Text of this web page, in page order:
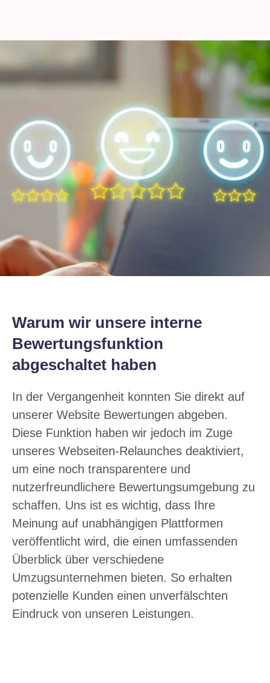
Warum wir unsere interne
Bewertungsfunktion
abgeschaltet haben
In der Vergangenheit konnten Sie direkt auf
unserer Website Bewertungen abgeben.
Diese Funktion haben wir jedoch im Zuge
unseres Webseiten-Relaunches deaktiviert,
um eine noch transparentere und
nutzerfreundlichere Bewertungsumgebung zu
schaffen. Uns ist es wichtig, dass Ihre
Meinung auf unabhängigen Plattformen
veröffentlicht wird, die einen umfassenden
Überblick über verschiedene
Umzugsunternehmen bieten. So erhalten
potenzielle Kunden einen unverfälschten
Eindruck von unseren Leistungen.